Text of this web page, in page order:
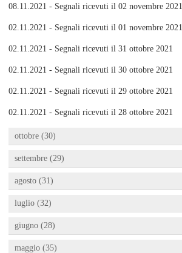
08.11.2021 - Segnali ricevuti il 02 novembre 2021
02.11.2021 - Segnali ricevuti il 01 novembre 2021
02.11.2021 - Segnali ricevuti il 31 ottobre 2021
02.11.2021 - Segnali ricevuti il 30 ottobre 2021
02.11.2021 - Segnali ricevuti il 29 ottobre 2021
02.11.2021 - Segnali ricevuti il 28 ottobre 2021
ottobre (30)
settembre (29)
agosto (31)
luglio (32)
giugno (28)
maggio (35)